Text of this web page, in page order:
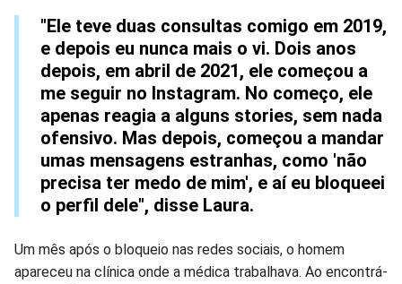
"Ele teve duas consultas comigo em 2019,
e depois eu nunca mais o vi. Dois anos
depois, em abril de 2021, ele começou a
me seguir no Instagram. No começo, ele
apenas reagia a alguns stories, sem nada
ofensivo. Mas depois, começou a mandar
umas mensagens estranhas, como 'não
precisa ter medo de mim', e aí eu bloqueei
o perfil dele", disse Laura.
Um mês após o bloqueio nas redes sociais, o homem
apareceu na clínica onde a médica trabalhava. Ao encontrá-